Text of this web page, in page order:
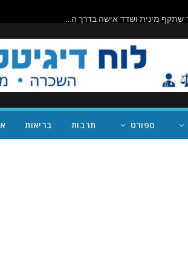
תיראו מופתעים: ניוסם מחבק את המועמד המוסלמי האנטי-ישראלי שניצח במישיגן; ככה נעצור את טראמפ
ספורט תרבות בריאות